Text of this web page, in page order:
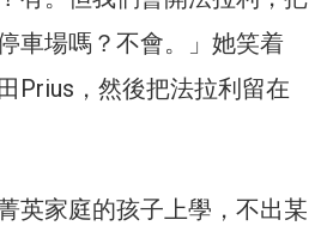
車場嗎？不會。」她笑着
Prius，然後把法拉利留在
英家庭的孩子上學，不出某